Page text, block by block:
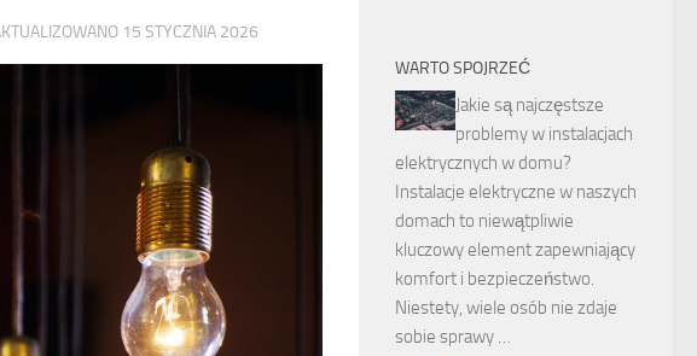
15 STYCZNIA 2026
WARTO SPOJRZEĆ
Jakie są najczęstsze
problemy w instalacjach
elektrycznych w domu?
Instalacje elektryczne w naszych
domach to niewątpliwie
kluczowy element zapewniający
komfort i bezpieczeństwo.
Niestety, wiele osób nie zdaje
sobie sprawy …